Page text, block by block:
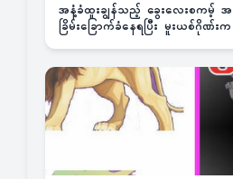
အနံ့ခံထူးချွန်သည့် ခွေးလေးစကမ့်
ခြိမ်းခြောက်ခံနေရပြီး မူးယစ်ဂိုဏ်